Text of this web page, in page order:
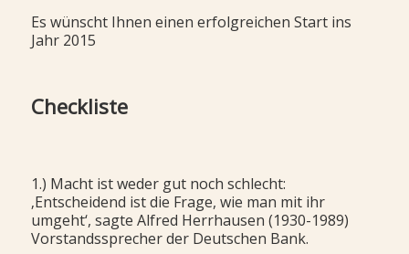
Es wünscht Ihnen einen erfolgreichen Start ins
Jahr 2015
Checkliste
1.) Macht ist weder gut noch schlecht:
‚Entscheidend ist die Frage, wie man mit ihr
umgeht‘, sagte Alfred Herrhausen (1930-1989)
Vorstandssprecher der Deutschen Bank.